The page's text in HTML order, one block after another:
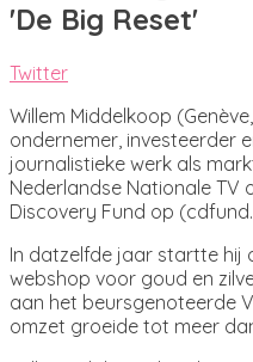
'De Big Reset'
Twitter
Willem Middelkoop
ondernemer, investeerder
journalistieke werk als
Nederlandse Nationale TV
Discovery Fund op
In datzelfde jaar startte hij
webshop voor goud en
aan het beursgenoteerde
omzet groeide tot meer